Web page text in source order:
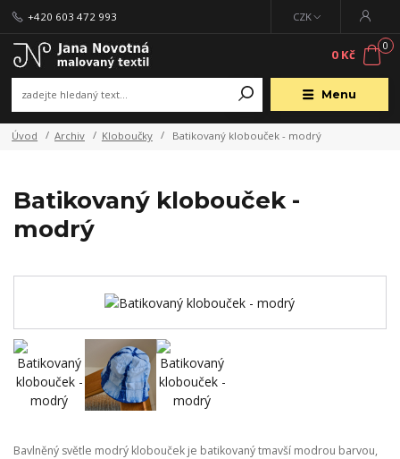
Menu
CZK
+420 603 472 993
0
0 Kč
Úvod Archiv Kloboučky Batikovaný klobouček - modrý
Batikovaný klobouček -
modrý
Bavlněný světle modrý klobouček je batikovaný tmavší modrou barvou,